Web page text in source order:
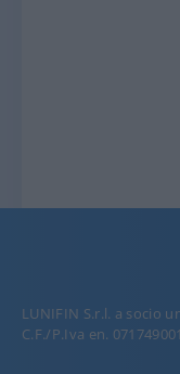
LUNIFIN S.r.l. a socio
C.F./P.Iva en.